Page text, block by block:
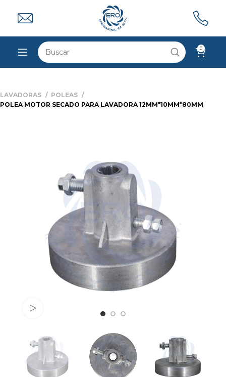
0
LAVADORAS
POLEAS
POLEA MOTOR SECADO PARA LAVADORA 12MM*10MM*80MM